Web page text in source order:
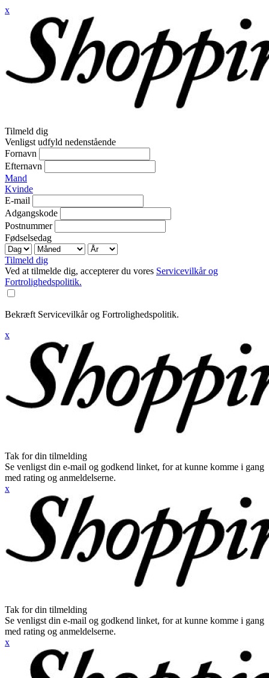
x
Tilmeld dig
Venligst udfyld nedenstående
Fornavn
Efternavn
Mand
Kvinde
E-mail
Adgangskode
Postnummer
Fødselsedag
Tilmeld dig
Ved at tilmelde dig, accepterer du vores Servicevilkår og
Fortrolighedspolitik.
Bekræft Servicevilkår og Fortrolighedspolitik.
x
Tak for din tilmelding
Se venligst din e-mail og godkend linket, for at kunne komme i gang
med rating og anmeldelserne.
x
Tak for din tilmelding
Se venligst din e-mail og godkend linket, for at kunne komme i gang
med rating og anmeldelserne.
x